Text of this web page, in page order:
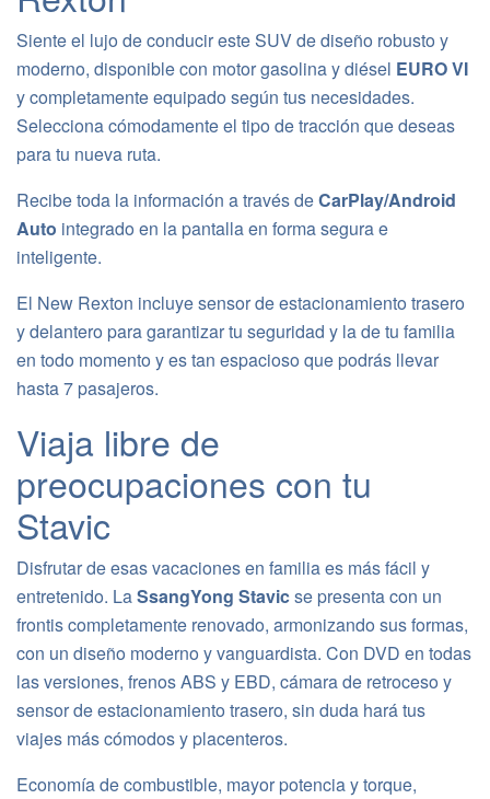
Siente el lujo de conducir este SUV de diseño robusto y
moderno, disponible con motor gasolina y diésel EURO VI
y completamente equipado según tus necesidades.
Selecciona cómodamente el tipo de tracción que deseas
para tu nueva ruta.
Recibe toda la información a través deCarPlay/Android
Auto integrado en la pantalla en forma segura e
inteligente.
El New Rexton incluye sensor de estacionamiento trasero
y delantero para garantizar tu seguridad y la de tu familia
en todo momento y es tan espacioso que podrás llevar
hasta 7 pasajeros.
Viaja libre de
preocupaciones con tu
Stavic
Disfrutar de esas vacaciones en familia es más fácil y
entretenido. LaSsangYong Stavicse presenta con un
frontis completamente renovado, armonizando sus formas,
con un diseño moderno y vanguardista. Con DVD en todas
las versiones, frenos ABS y EBD, cámara de retroceso y
sensor de estacionamiento trasero, sin duda hará tus
viajes más cómodos y placenteros.
Economía de combustible, mayor potencia y torque,